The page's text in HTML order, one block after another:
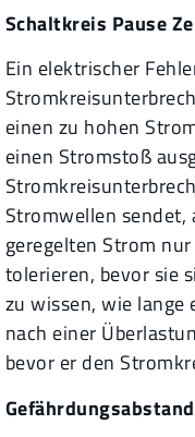
Schaltkreis Pause
Ein elektrischer
einen zu hohen
einen Stromstoß
Stromwellen sendet,
geregelten Strom
tolerieren, bevor sie
zu wissen, wie lange
nach einer
bevor er den
Gefährdungsabstand